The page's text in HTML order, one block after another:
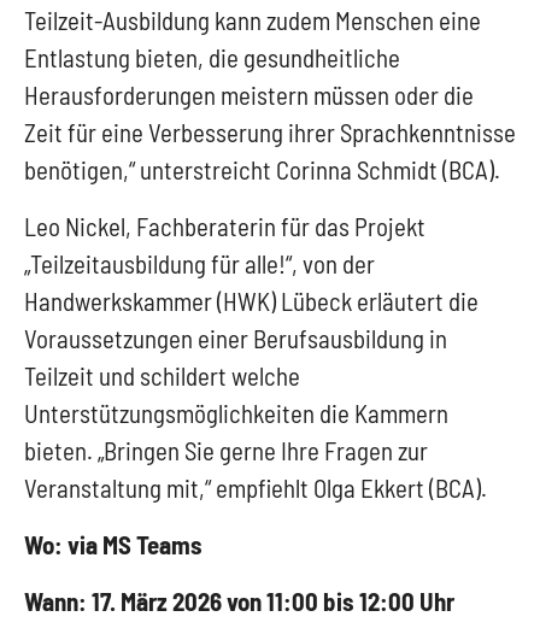
Teilzeit-Ausbildung kann zudem Menschen eine
Entlastung bieten, die gesundheitliche
Herausforderungen meistern müssen oder die
Zeit für eine Verbesserung ihrer Sprachkenntnisse
benötigen,“ unterstreicht Corinna Schmidt (BCA).
Leo Nickel, Fachberaterin für das Projekt
„Teilzeitausbildung für alle!“, von der
Handwerkskammer (HWK) Lübeck erläutert die
Voraussetzungen einer Berufsausbildung in
Teilzeit und schildert welche
Unterstützungsmöglichkeiten die Kammern
bieten. „Bringen Sie gerne Ihre Fragen zur
Veranstaltung mit,“ empfiehlt Olga Ekkert (BCA).
Wo: via MS Teams
Wann: 17. März 2026 von 11:00 bis 12:00 Uhr